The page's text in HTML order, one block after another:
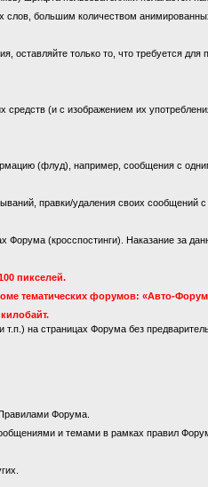
большим количеством
только то, что требуется для
(и с изображением их
(флуд), например, сообщения с
правки/удаления своих сообщений
(кросспостинги). Наказание за
пикселей.
тематических форумов: «Авто-
на страницах Форума без
Форума.
и темами в рамках правил